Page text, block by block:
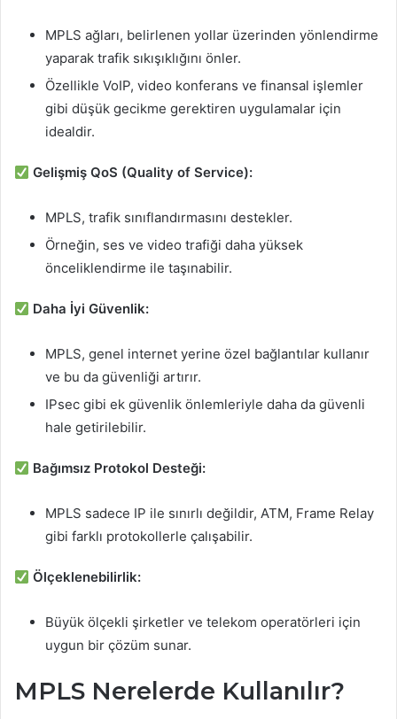
MPLS ağları, belirlenen yollar üzerinden yönlendirme
yaparak trafik sıkışıklığını önler.
Özellikle VoIP, video konferans ve finansal işlemler
gibi düşük gecikme gerektiren uygulamalar için
idealdir.
Gelişmiş QoS (Quality of Service):
MPLS, trafik sınıflandırmasını destekler.
Örneğin, ses ve video trafiği daha yüksek
önceliklendirme ile taşınabilir.
Daha İyi Güvenlik:
MPLS, genel internet yerine özel bağlantılar kullanır
ve bu da güvenliği artırır.
IPsec gibi ek güvenlik önlemleriyle daha da güvenli
hale getirilebilir.
Bağımsız Protokol Desteği:
MPLS sadece IP ile sınırlı değildir, ATM, Frame Relay
gibi farklı protokollerle çalışabilir.
Ölçeklenebilirlik:
Büyük ölçekli şirketler ve telekom operatörleri için
uygun bir çözüm sunar.
MPLS Nerelerde Kullanılır?